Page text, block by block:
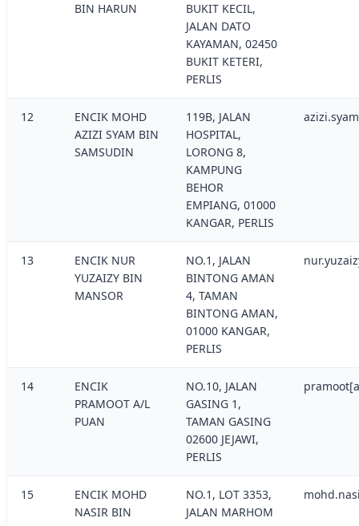
BIN HARUN
BUKIT KECIL,
JALAN DATO
KAYAMAN, 02450
BUKIT KETERI,
PERLIS
12
ENCIK MOHD
AZIZI SYAM BIN
SAMSUDIN
119B, JALAN
HOSPITAL,
LORONG 8,
KAMPUNG
BEHOR
EMPIANG, 01000
KANGAR, PERLIS
13
ENCIK NUR
YUZAIZY BIN
MANSOR
NO.1, JALAN
BINTONG AMAN
4, TAMAN
BINTONG AMAN,
01000 KANGAR,
PERLIS
14
ENCIK
PRAMOOT A/L
PUAN
NO.10, JALAN
GASING 1,
TAMAN GASING
02600 JEJAWI,
PERLIS
15
ENCIK MOHD
NASIR BIN
NO.1, LOT 3353,
JALAN MARHOM